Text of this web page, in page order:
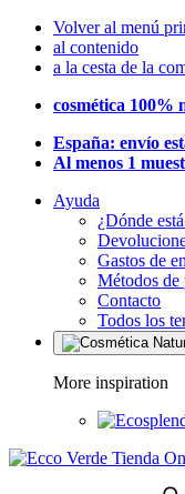
Volver al menú
al contenido
a la cesta de la
cosmética 100%
España: envío
Al menos 1
Ayuda
¿Dónde
Gastos de
Métodos de
Contacto
Todos los
More inspiration